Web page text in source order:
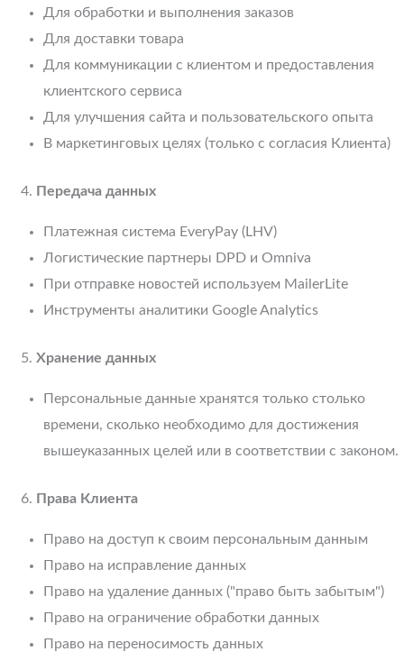
Для обработки и выполнения заказов
Для доставки товара
Для коммуникации с клиентом и предоставления
клиентского сервиса
Для улучшения сайта и пользовательского опыта
В маркетинговых целях (только с согласия Клиента)
Передача данных
Платежная система EveryPay (LHV)
Логистические партнеры DPD и Omniva
При отправке новостей используем MailerLite
Инструменты аналитики Google Analytics
Хранение данных
Персональные данные хранятся только столько
времени, сколько необходимо для достижения
вышеуказанных целей или в соответствии с законом.
Права Клиента
Право на доступ к своим персональным данным
Право на исправление данных
Право на удаление данных ("право быть забытым")
Право на ограничение обработки данных
Право на переносимость данных